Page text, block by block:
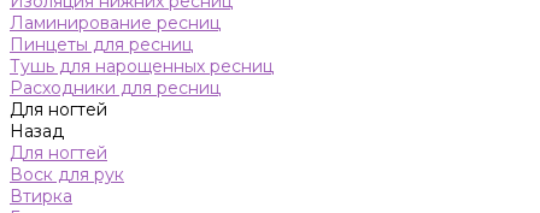
Ламинирование ресниц
Пинцеты для ресниц
Тушь для нарощенных ресниц
Расходники для ресниц
Для ногтей
Назад
Для ногтей
Воск для рук
Втирка